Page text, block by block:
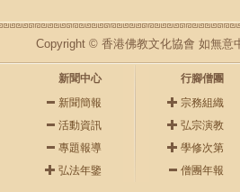
Copyright © 香港佛教文化協會 如無意
新聞中心
新聞簡報
活動資訊
專題報導
弘法年鑒
行腳僧團
宗務組織
弘宗演教
學修次第
僧團年報